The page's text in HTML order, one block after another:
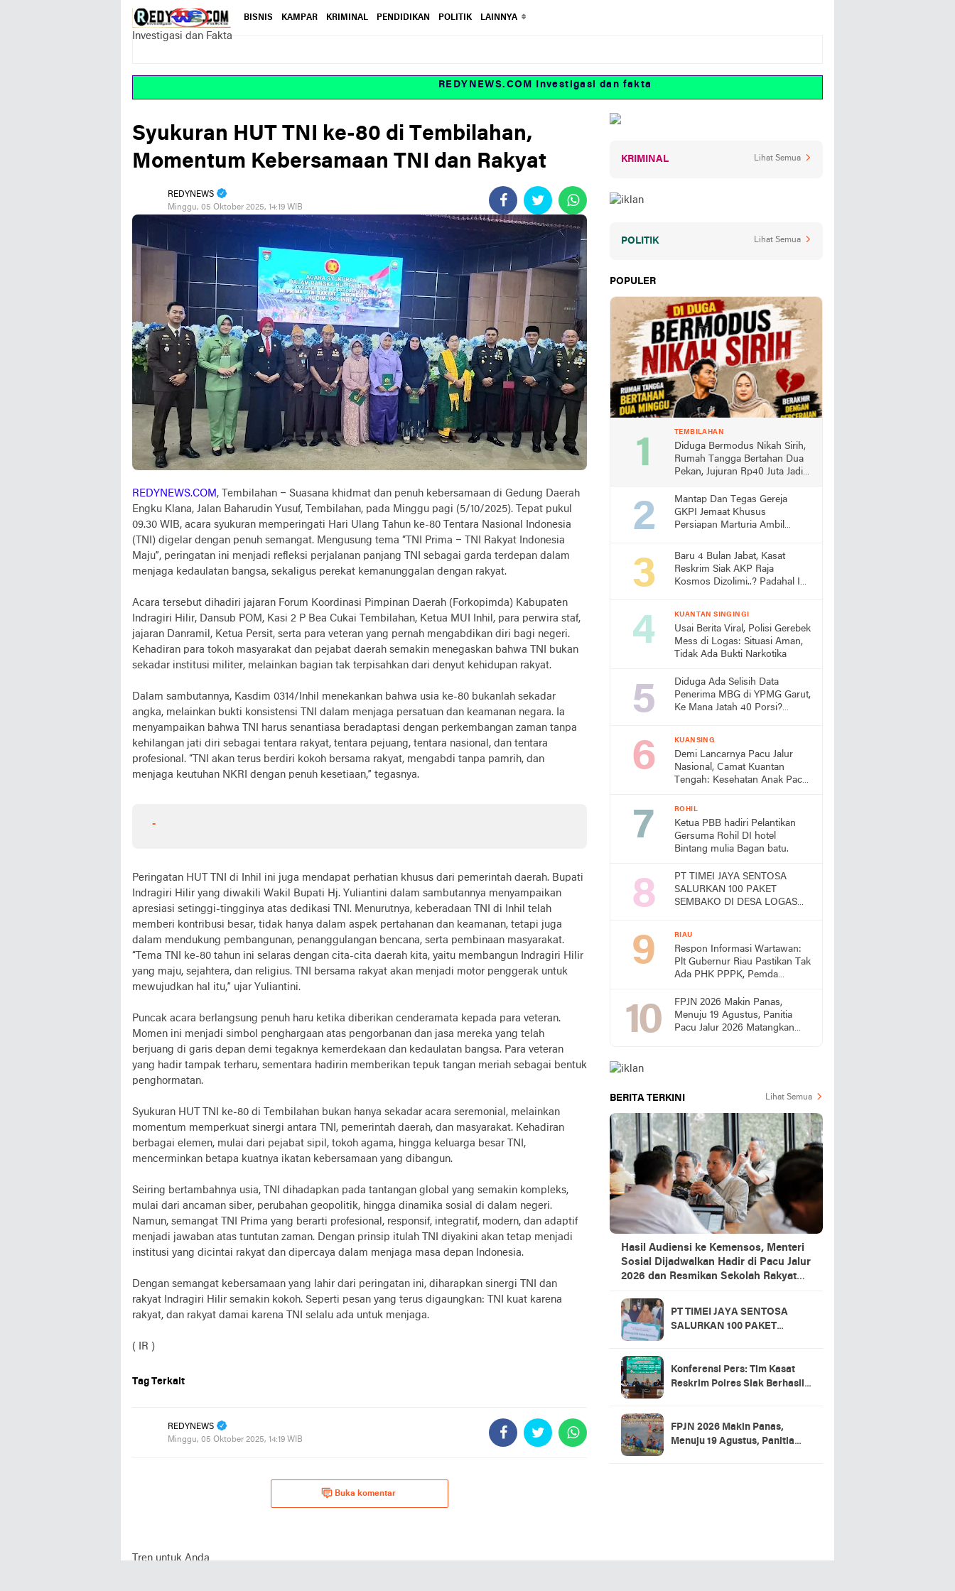
Investigasi dan Fakta
BISNIS KAMPAR KRIMINAL PENDIDIKAN POLITIK LAINNYA
REDYNEWS.COM Investigasi dan fakta
Syukuran HUT TNI ke-80 di Tembilahan,
Momentum Kebersamaan TNI dan Rakyat
REDYNEWS
Minggu, 05 Oktober 2025, 14:19 WIB
REDYNEWS.COM, Tembilahan – Suasana khidmat dan penuh kebersamaan di Gedung Daerah
Engku Klana, Jalan Baharudin Yusuf, Tembilahan, pada Minggu pagi (5/10/2025). Tepat pukul
09.30 WIB, acara syukuran memperingati Hari Ulang Tahun ke-80 Tentara Nasional Indonesia
(TNI) digelar dengan penuh semangat. Mengusung tema “TNI Prima – TNI Rakyat Indonesia
Maju”, peringatan ini menjadi refleksi perjalanan panjang TNI sebagai garda terdepan dalam
menjaga kedaulatan bangsa, sekaligus perekat kemanunggalan dengan rakyat.
Acara tersebut dihadiri jajaran Forum Koordinasi Pimpinan Daerah (Forkopimda) Kabupaten
Indragiri Hilir, Dansub POM, Kasi 2 P Bea Cukai Tembilahan, Ketua MUI Inhil, para perwira staf,
jajaran Danramil, Ketua Persit, serta para veteran yang pernah mengabdikan diri bagi negeri.
Kehadiran para tokoh masyarakat dan pejabat daerah semakin menegaskan bahwa TNI bukan
sekadar institusi militer, melainkan bagian tak terpisahkan dari denyut kehidupan rakyat.
Dalam sambutannya, Kasdim 0314/Inhil menekankan bahwa usia ke-80 bukanlah sekadar
angka, melainkan bukti konsistensi TNI dalam menjaga persatuan dan keamanan negara. Ia
menyampaikan bahwa TNI harus senantiasa beradaptasi dengan perkembangan zaman tanpa
kehilangan jati diri sebagai tentara rakyat, tentara pejuang, tentara nasional, dan tentara
profesional. “TNI akan terus berdiri kokoh bersama rakyat, mengabdi tanpa pamrih, dan
menjaga keutuhan NKRI dengan penuh kesetiaan,” tegasnya.
-
Peringatan HUT TNI di Inhil ini juga mendapat perhatian khusus dari pemerintah daerah. Bupati
Indragiri Hilir yang diwakili Wakil Bupati Hj. Yuliantini dalam sambutannya menyampaikan
apresiasi setinggi-tingginya atas dedikasi TNI. Menurutnya, keberadaan TNI di Inhil telah
memberi kontribusi besar, tidak hanya dalam aspek pertahanan dan keamanan, tetapi juga
dalam mendukung pembangunan, penanggulangan bencana, serta pembinaan masyarakat.
“Tema TNI ke-80 tahun ini selaras dengan cita-cita daerah kita, yaitu membangun Indragiri Hilir
yang maju, sejahtera, dan religius. TNI bersama rakyat akan menjadi motor penggerak untuk
mewujudkan hal itu,” ujar Yuliantini.
Puncak acara berlangsung penuh haru ketika diberikan cenderamata kepada para veteran.
Momen ini menjadi simbol penghargaan atas pengorbanan dan jasa mereka yang telah
berjuang di garis depan demi tegaknya kemerdekaan dan kedaulatan bangsa. Para veteran
yang hadir tampak terharu, sementara hadirin memberikan tepuk tangan meriah sebagai bentuk
penghormatan.
Syukuran HUT TNI ke-80 di Tembilahan bukan hanya sekadar acara seremonial, melainkan
momentum memperkuat sinergi antara TNI, pemerintah daerah, dan masyarakat. Kehadiran
berbagai elemen, mulai dari pejabat sipil, tokoh agama, hingga keluarga besar TNI,
mencerminkan betapa kuatnya ikatan kebersamaan yang dibangun.
Seiring bertambahnya usia, TNI dihadapkan pada tantangan global yang semakin kompleks,
mulai dari ancaman siber, perubahan geopolitik, hingga dinamika sosial di dalam negeri.
Namun, semangat TNI Prima yang berarti profesional, responsif, integratif, modern, dan adaptif
menjadi jawaban atas tuntutan zaman. Dengan prinsip itulah TNI diyakini akan tetap menjadi
institusi yang dicintai rakyat dan dipercaya dalam menjaga masa depan Indonesia.
Dengan semangat kebersamaan yang lahir dari peringatan ini, diharapkan sinergi TNI dan
rakyat Indragiri Hilir semakin kokoh. Seperti pesan yang terus digaungkan: TNI kuat karena
rakyat, dan rakyat damai karena TNI selalu ada untuk menjaga.
( IR )
Tag Terkait
REDYNEWS
Minggu, 05 Oktober 2025, 14:19 WIB
Buka komentar
Tren untuk Anda
KRIMINAL Lihat Semua
POLITIK Lihat Semua
POPULER
TEMBILAHAN
Diduga Bermodus Nikah Sirih,
Rumah Tangga Bertahan Dua
Pekan, Jujuran Rp40 Juta Jadi
Mantap Dan Tegas Gereja
GKPI Jemaat Khusus
Persiapan Marturia Ambil
Pertama lebih Awal
Baru 4 Bulan Jabat, Kasat
Reskrim Siak AKP Raja
Kosmos Dizolimi..? Padahal Ini
KUANTAN SINGINGI
Usai Berita Viral, Polisi Gerebek
Mess di Logas: Situasi Aman,
Tidak Ada Bukti Narkotika
Diduga Ada Selisih Data
Penerima MBG di YPMG Garut,
Ke Mana Jatah 40 Porsi?
KUANSING
Demi Lancarnya Pacu Jalur
Nasional, Camat Kuantan
Tengah: Kesehatan Anak Pacu
ROHIL
Ketua PBB hadiri Pelantikan
Gersuma Rohil DI hotel
Bintang mulia Bagan batu.
PT TIMEI JAYA SENTOSA
SALURKAN 100 PAKET
SEMBAKO DI DESA LOGAS
RIAU
Respon Informasi Wartawan:
Plt Gubernur Riau Pastikan Tak
Ada PHK PPPK, Pemda
FPJN 2026 Makin Panas,
Menuju 19 Agustus, Panitia
Pacu Jalur 2026 Matangkan
BERITA TERKINI Lihat Semua
Hasil Audiensi ke Kemensos, Menteri
Sosial Dijadwalkan Hadir di Pacu Jalur
2026 dan Resmikan Sekolah Rakyat
PT TIMEI JAYA SENTOSA
SALURKAN 100 PAKET
UCAPKAN TERIMA KASIH
Konferensi Pers: Tim Kasat
Reskrim Polres Siak Berhasil
FPJN 2026 Makin Panas,
Menuju 19 Agustus, Panitia